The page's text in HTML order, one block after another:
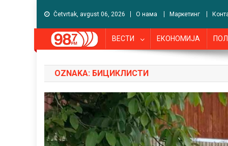
Četvrtak, avgust 06, 2026 О нама Маркетинг
ВЕСТИ ЕКОНОМИЈА
OZNAKA: БИЦИКЛИСТИ